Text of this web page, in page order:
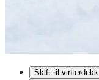
Skift til vinterdekk